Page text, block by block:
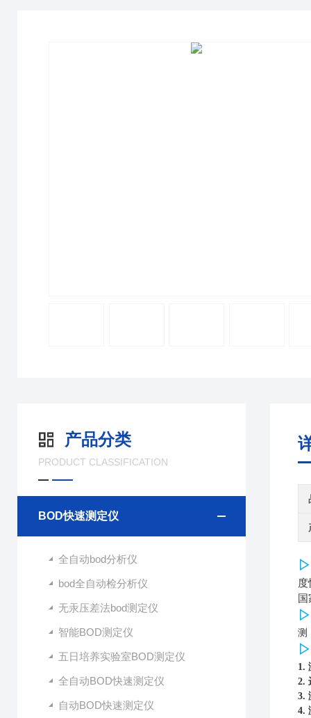
产品分类
PRODUCT CLASSIFICATION
BOD快速测定仪
全自动bod分析仪
bod全自动检分析仪
无汞压差法bod测定仪
智能BOD测定仪
五日培养实验室BOD测定仪
全自动BOD快速测定仪
自动BOD快速测定仪
▷
▷
测
▷
1.
2.
3.
4.